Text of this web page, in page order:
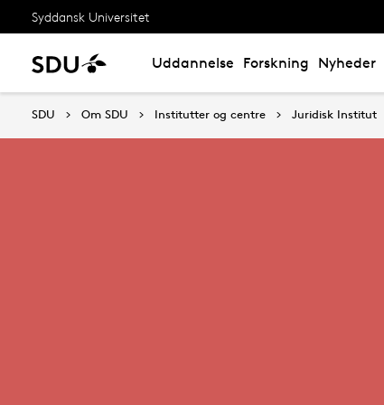
Syddansk Universitet
Uddannelse Forskning Nyheder
SDU Om SDU Institutter og centre Juridisk Institut